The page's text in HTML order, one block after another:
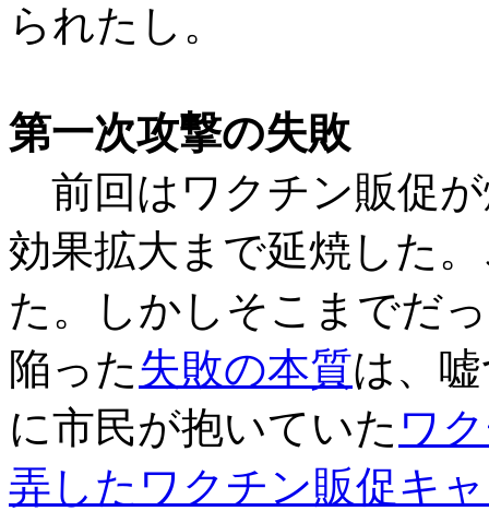
られたし。
第一次攻撃の失敗
前回はワクチン販促が
効果拡大まで延焼した
た。しかしそこまでだ
陥った失敗の本質は、
に市民が抱いていた ワ
弄したワクチン販促キ